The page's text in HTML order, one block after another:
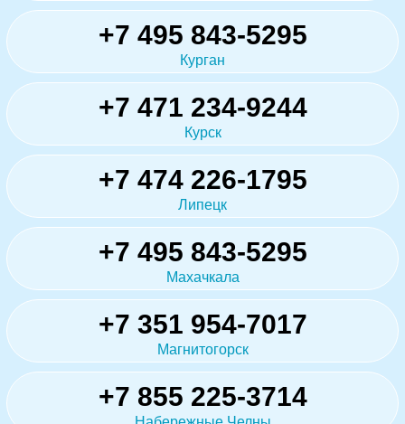
+7 495 843-5295
Курган
+7 471 234-9244
Курск
+7 474 226-1795
Липецк
+7 495 843-5295
Махачкала
+7 351 954-7017
Магнитогорск
+7 855 225-3714